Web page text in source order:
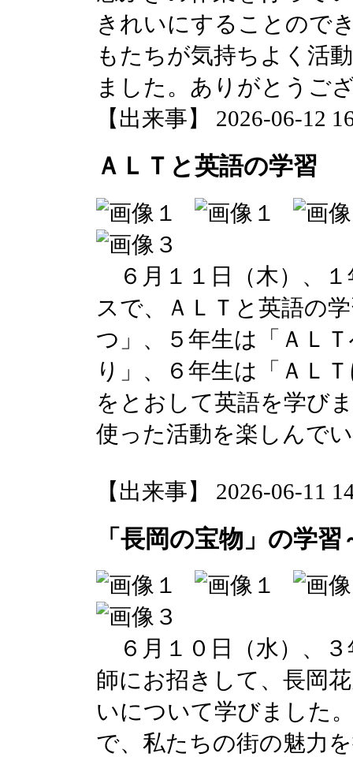
きれいにすることので
もたちが気持ちよく活
ました。ありがとうご
【出来事】 2026-06-12
ＡＬＴと英語の学習
６月１１日（木）、１
スで、ＡＬＴと英語の
つ」、５年生は「ＡＬ
り」、６年生は「ＡＬ
をとおして英語を学び
使った活動を楽しんで
【出来事】 2026-06-11
「長岡の宝物」の学
６月１０日（水）、３
師にお招きして、長岡
いについて学びました
で、私たちの街の魅力